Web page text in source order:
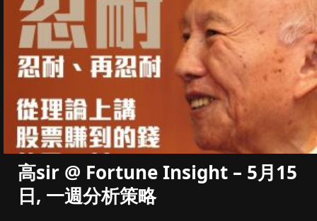
高sir @ Fortune Insight – 5月15
日, 一週分析策略